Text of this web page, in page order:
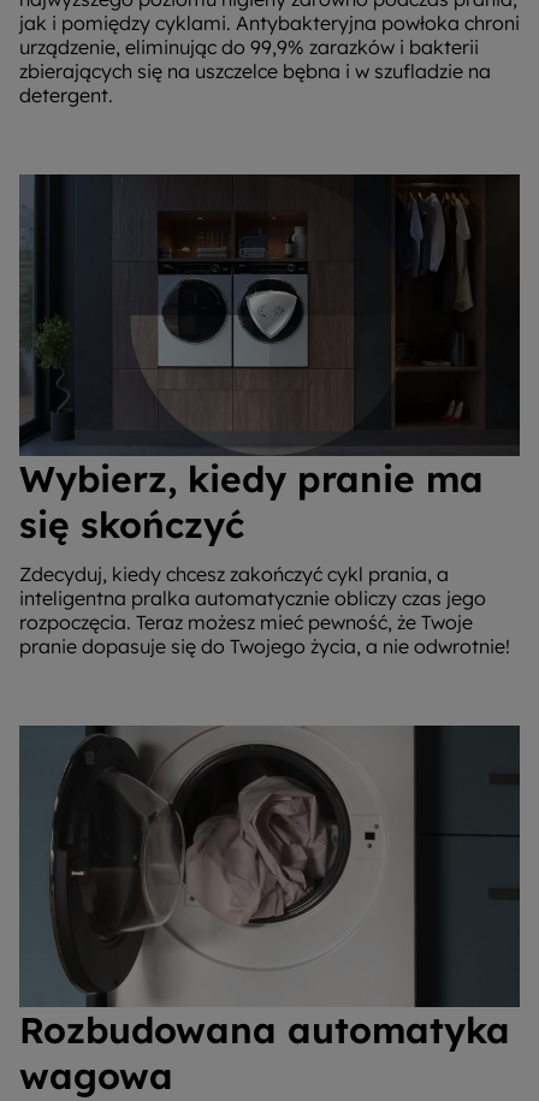
jak i pomiędzy cyklami. Antybakteryjna powłoka chroni
urządzenie, eliminując do 99,9% zarazków i bakterii
zbierających się na uszczelce bębna i w szufladzie na
detergent.
Wybierz, kiedy pranie ma
się skończyć
Zdecyduj, kiedy chcesz zakończyć cykl prania, a
inteligentna pralka automatycznie obliczy czas jego
rozpoczęcia. Teraz możesz mieć pewność, że Twoje
pranie dopasuje się do Twojego życia, a nie odwrotnie!
Rozbudowana automatyka
wagowa